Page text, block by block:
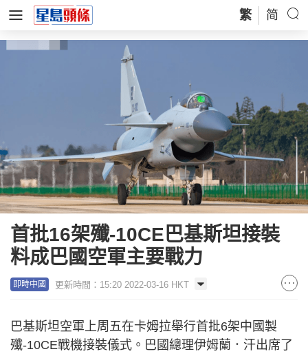
繁 简
首批16架殲-10CE巴基斯坦接裝
料成巴國空軍主要戰力
即時中國 更新時間：15:20 2022-03-16 HKT
巴基斯坦空軍上周五在卡姆拉舉行首批6架中國製
殲-10CE戰機接裝儀式。巴國總理伊姆蘭．汗出席了